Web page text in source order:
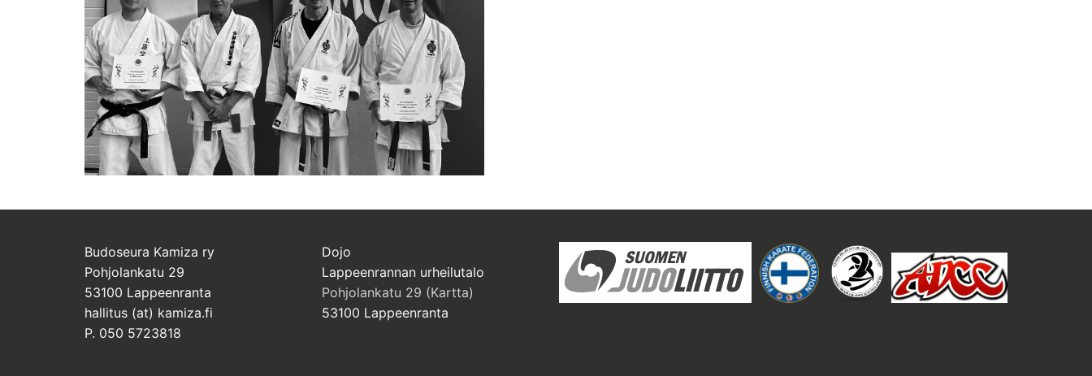
Budoseura Kamiza ry
Pohjolankatu 29
53100 Lappeenranta
hallitus (at) kamiza.fi
P. 050 5723818
Dojo
Lappeenrannan urheilutalo
Pohjolankatu 29 (Kartta)
53100 Lappeenranta